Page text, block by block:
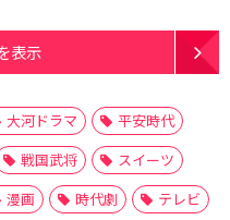
表示
大河ドラマ
平安時代
戦国武将
スイーツ
漫画 時代劇
テレビ